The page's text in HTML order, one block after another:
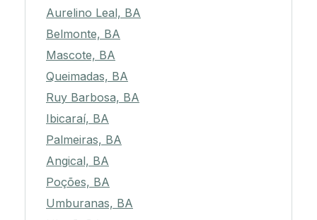
Aurelino Leal, BA
Belmonte, BA
Mascote, BA
Queimadas, BA
Ruy Barbosa, BA
Ibicaraí, BA
Palmeiras, BA
Angical, BA
Poções, BA
Umburanas, BA